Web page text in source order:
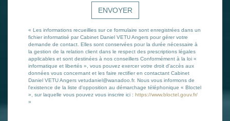
ENVOYER
« Les informations recueillies sur ce formulaire sont enregistrées dans un
fichier informatisé par Cabinet Daniel VETU Angers pour gérer votre
demande de contact. Elles sont conservées pour la durée nécessaire à
la gestion de la relation client dans le respect des prescriptions légales
applicables et sont destinées à nos conseillers Conformément à la loi «
informatique et libertés », vous pouvez exercer votre droit d'accès aux
données vous concernant et les faire rectifier en contactant Cabinet
Daniel VETU Angers vetudaniel@wanadoo.fr. Nous vous informons de
l'existence de la liste d'opposition au démarchage téléphonique « Bloctel
», sur laquelle vous pouvez vous inscrire ici : https://www.bloctel.gouv.fr/
»